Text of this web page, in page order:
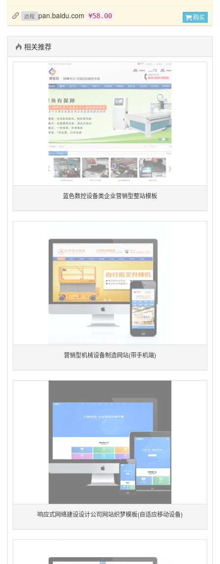
购买
远程 pan.baidu.com ¥58.00
相关推荐
蓝色数控设备类企业营销型整站模板
营销型机械设备制造网站(带手机端)
响应式网络建设设计公司网站织梦模板(自适应移动设备)